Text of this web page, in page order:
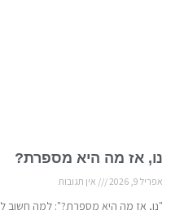
נו, אז מה היא מספרת?
אפריל 9, 2026 אין תגובות
"נו, אז מה היא מספרת?": למה חשוב